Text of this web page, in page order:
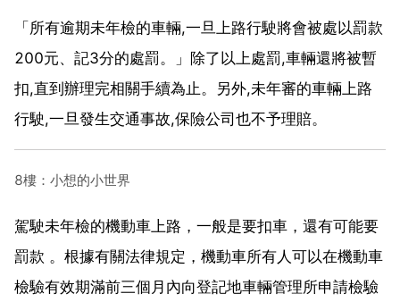
「所有逾期未年檢的車輛,一旦上路行駛將會被處以罰款
200元、記3分的處罰。」除了以上處罰,車輛還將被暫
扣,直到辦理完相關手續為止。另外,未年審的車輛上路
行駛,一旦發生交通事故,保險公司也不予理賠。
8樓：小想的小世界
駕駛未年檢的機動車上路，一般是要扣車，還有可能要
罰款 。根據有關法律規定，機動車所有人可以在機動車
檢驗有效期滿前三個月內向登記地車輛管理所申請檢驗